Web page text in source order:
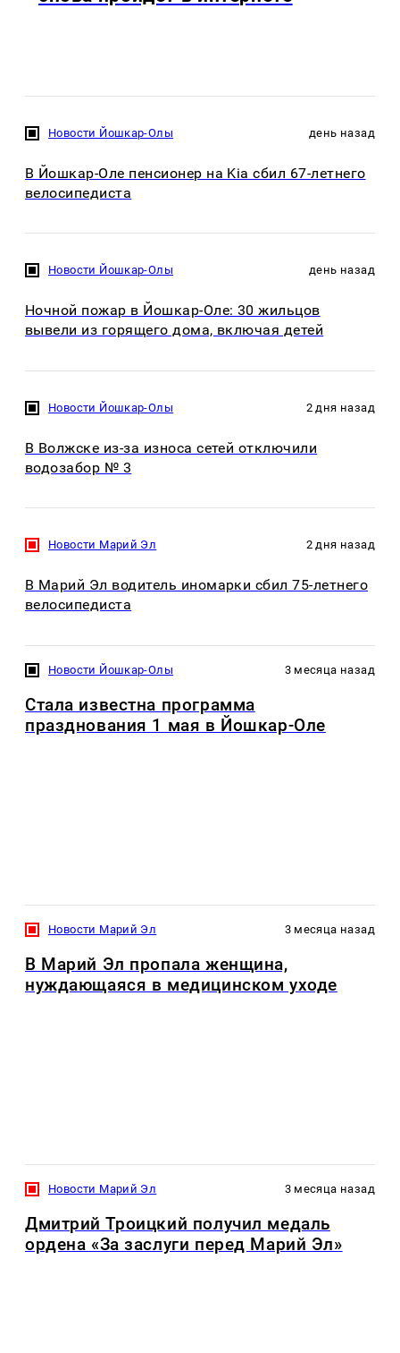
Новости Йошкар-Олы день назад
В Йошкар-Оле пенсионер на Kia сбил 67-летнего
велосипедиста
Новости Йошкар-Олы день назад
Ночной пожар в Йошкар-Оле: 30 жильцов
вывели из горящего дома, включая детей
Новости Йошкар-Олы 2 дня назад
В Волжске из-за износа сетей отключили
водозабор № 3
Новости Марий Эл 2 дня назад
В Марий Эл водитель иномарки сбил 75-летнего
велосипедиста
Новости Йошкар-Олы 3 месяца назад
Стала известна программа
празднования 1 мая в Йошкар-Оле
Новости Марий Эл 3 месяца назад
В Марий Эл пропала женщина,
нуждающаяся в медицинском уходе
Новости Марий Эл 3 месяца назад
Дмитрий Троицкий получил медаль
ордена «За заслуги перед Марий Эл»